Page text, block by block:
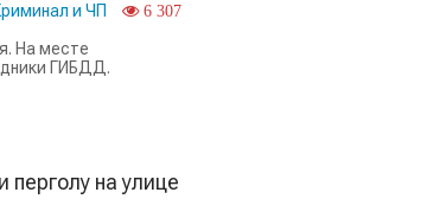
и ЧП 6 307
На месте
ГИБДД.
перголу на улице